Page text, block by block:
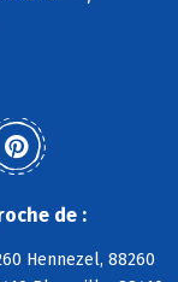
de :
Hennezel, 88260